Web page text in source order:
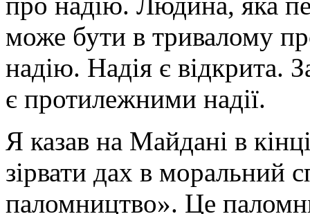
може бути в тривалому
надію. Надія є відкрита.
є протилежними надії.
Я казав на Майдані в
зірвати дах в моральний
паломництво». Це